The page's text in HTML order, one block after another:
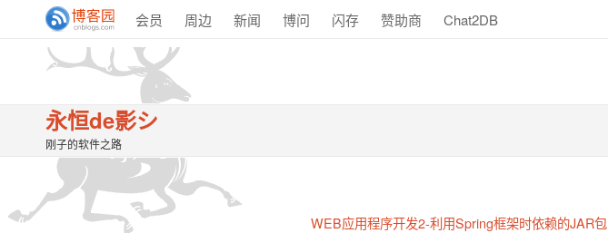
会员 周边 新闻 博问 闪存 赞助商 Chat2DB
永恒de影シ
刚子的软件之路
WEB应用程序开发2-利用Spring框架时依赖的JAR包